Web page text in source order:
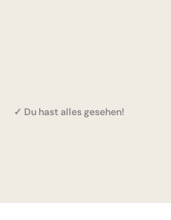
✓ Du hast alles gesehen!